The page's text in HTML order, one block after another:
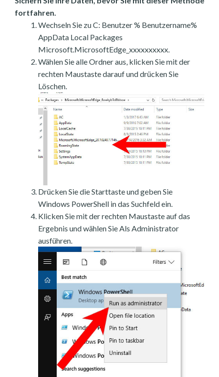
fortfahren.
Wechseln Sie zu C: Benutzer % Benutzername%
AppData Local Packages
Microsoft.MicrosoftEdge_xxxxxxxxxx.
Wählen Sie alle Ordner aus, klicken Sie mit der
rechten Maustaste darauf und drücken Sie
Löschen.
Drücken Sie die Starttaste und geben Sie
Windows PowerShell in das Suchfeld ein.
Klicken Sie mit der rechten Maustaste auf das
Ergebnis und wählen Sie Als Administrator
ausführen.